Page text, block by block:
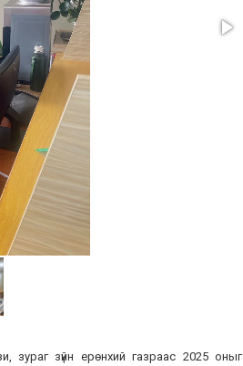
зураг зүйн ерөнхий газраас 2025 оныг